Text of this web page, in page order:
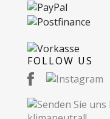
FOLLOW US